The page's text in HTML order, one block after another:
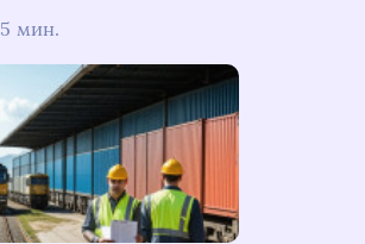
5 мин.